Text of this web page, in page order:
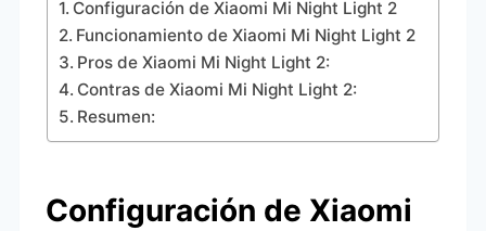
Configuración de Xiaomi Mi Night Light 2
Funcionamiento de Xiaomi Mi Night Light 2
Pros de Xiaomi Mi Night Light 2:
Contras de Xiaomi Mi Night Light 2:
Resumen:
Configuración de Xiaomi